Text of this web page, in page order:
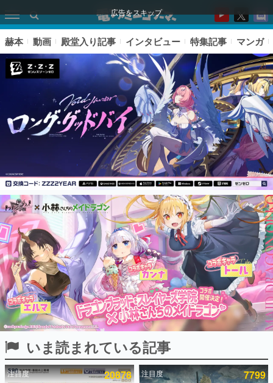
広告をスキップ
ピックアップ
電ファミのいま読まれている記事ランキング
アプリセール情報
インタビュー
連載・特集一覧
殿堂入り記事
SNS拡散数が数千以上！ ページビュー数万以上！ などな
ど。多くの人々に読まれた、電ファミ渾身の“殿堂入り”記
事をまとめました。
赫本 動画 殿堂入り記事 インタビュー 特集記事 マンガ
いま読まれている記事
注目度 20878 注目度 7799